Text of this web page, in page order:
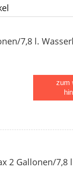
7,8 l.
zum
2 Gallonen/7,8